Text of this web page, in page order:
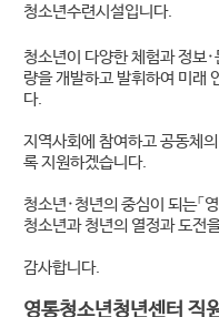
청소년수련시설입니다.
청소년이 다양한 체험과 정보
량을 개발하고 발휘하여 미래
다.
지역사회에 참여하고 공동체
록 지원하겠습니다.
청소년·청년의 중심이 되는「
청소년과 청년의 열정과 도전
감사합니다.
영통청소년청년센터 직